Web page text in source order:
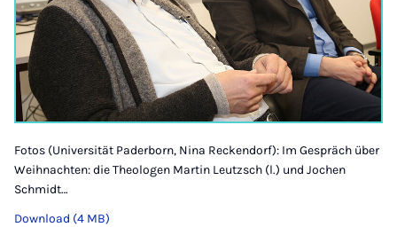
Fotos (Universität Paderborn, Nina Reckendorf): Im Gespräch über
Weihnachten: die Theologen Martin Leutzsch (l.) und Jochen
Schmidt…
Download (4 MB)